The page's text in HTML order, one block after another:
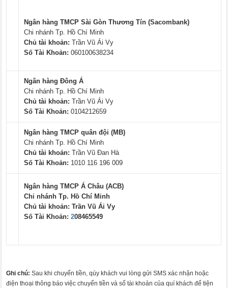
Ngân hàng TMCP Sài Gòn Thương Tín (Sacombank)
Chi nhánh Tp. Hồ Chí Minh
Chủ tài khoản: Trần Vũ Ái Vy
Số Tài Khoản: 060100638234
Ngân hàng Đông Á
Chi nhánh Tp. Hồ Chí Minh
Chủ tài khoản: Trần Vũ Ái Vy
Số Tài Khoản: 0104212659
Ngân hàng TMCP quân đội (MB)
Chi nhánh Tp. Hồ Chí Minh
Chủ tài khoản: Trần Vũ Đan Hà
Số Tài Khoản: 1010 116 196 009
Ngân hàng TMCP Á Châu (ACB)
Chi nhánh Tp. Hồ Chí Minh
Chủ tài khoản: Trần Vũ Ái Vy
Số Tài Khoản: 208465549
Ghi chú: Sau khi chuyển tiền, qúy khách vui lòng gửi SMS xác nhận hoặc
điện thoại thông báo việc chuyển tiền và số tài khoản của quí khách để tiện